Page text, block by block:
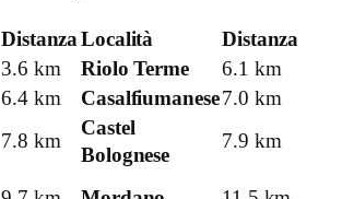
DistanzaLocalità
Distanza
3.6 km Riolo Terme
6.1 km
6.4 km Casalfiumanese7.0 km
7.8 km
Castel
Bolognese
7.9 km